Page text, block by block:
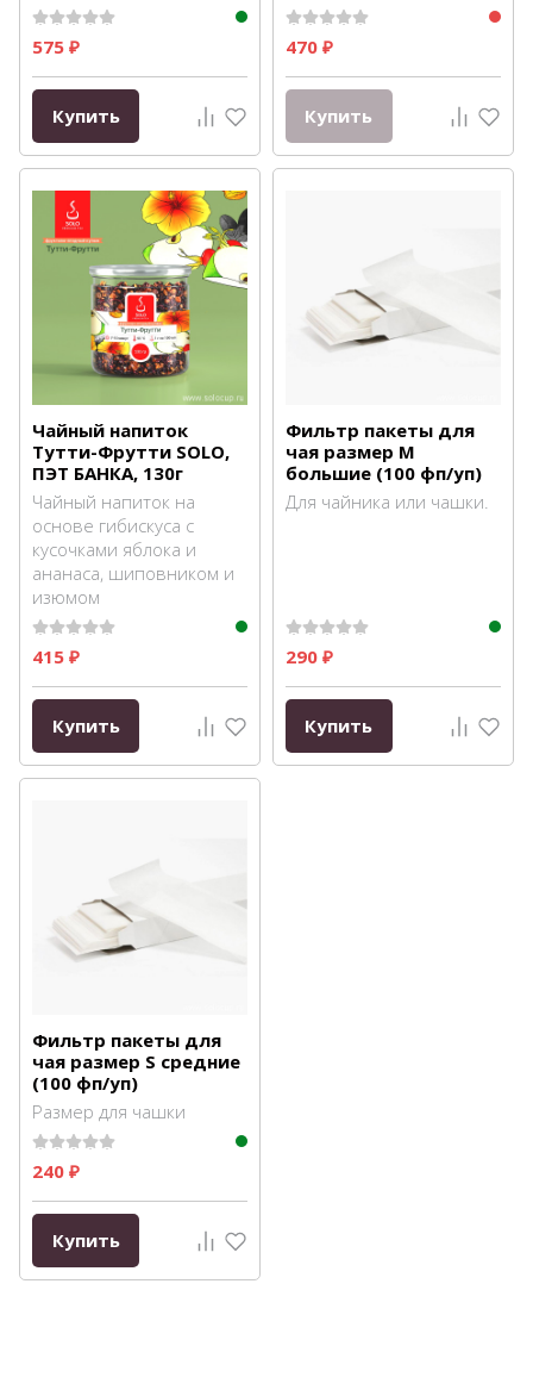
575₽
Купить
470 ₽
Купить
Чайный напиток
Тутти-Фрутти SOLO,
ПЭТ БАНКА, 130г
Чайный напиток на
основе гибискуса с
кусочками яблока и
ананаса, шиповником и
изюмом
415₽
Купить
Фильтр пакеты для
чая размер M
большие (100 фп/уп)
Для чайника или чашки.
290 ₽
Купить
Фильтр пакеты для
чая размер S средние
(100 фп/уп)
Размер для чашки
240₽
Купить